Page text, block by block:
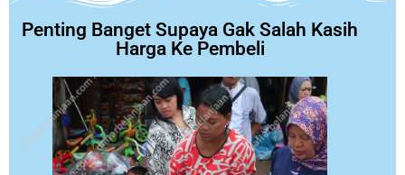
Penting Banget Supaya Gak Salah Kasih
Harga Ke Pembeli